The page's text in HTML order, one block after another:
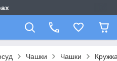
Чашки Чашки